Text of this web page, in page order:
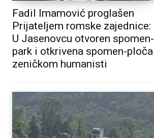
Fadil Imamović proglašen
Prijateljem romske zajednice:
U Jasenovcu otvoren spomen-
park i otkrivena spomen-ploča
zeničkom humanisti